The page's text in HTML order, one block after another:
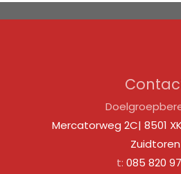
Mercatorweg 2C| 8501
Zuidtoren
t: 085 820